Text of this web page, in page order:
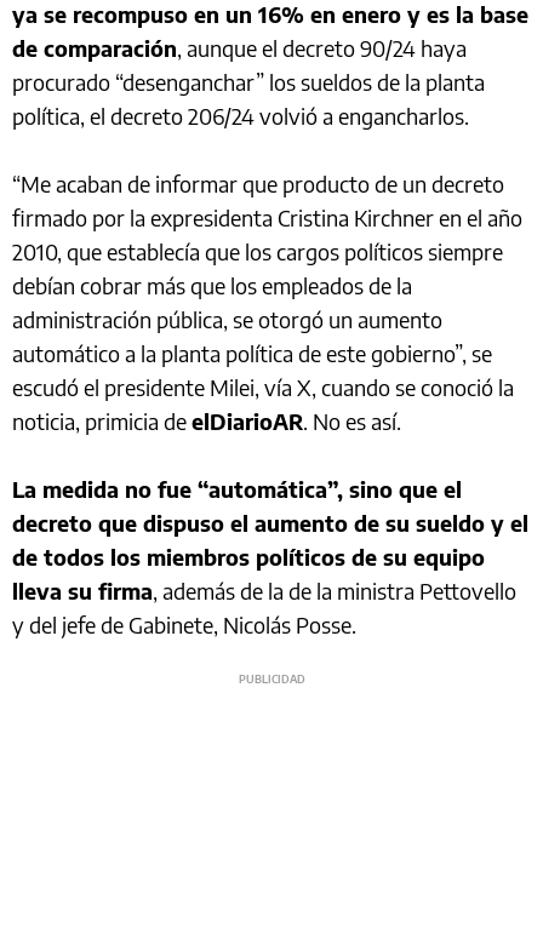
ya se recompuso en un 16% en enero y es la base
de comparación, aunque el decreto 90/24 haya
procurado “desenganchar” los sueldos de la planta
política, el decreto 206/24 volvió a engancharlos.
“Me acaban de informar que producto de un decreto
firmado por la expresidenta Cristina Kirchner en el año
2010, que establecía que los cargos políticos siempre
debían cobrar más que los empleados de la
administración pública, se otorgó un aumento
automático a la planta política de este gobierno”, se
escudó el presidente Milei, vía X, cuando se conoció la
noticia, primicia deelDiarioAR. No es así.
La medida no fue “automática”, sino que el
decreto que dispuso el aumento de su sueldo y el
de todos los miembros políticos de su equipo
lleva su firma, además de la de la ministra Pettovello
y del jefe de Gabinete, Nicolás Posse.